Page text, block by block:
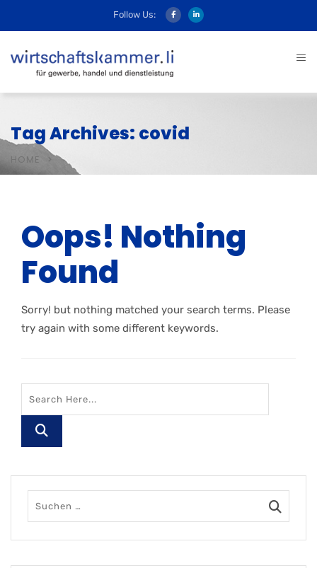
Follow Us:
Tag Archives: covid
HOME
Oops! Nothing
Found
Sorry! but nothing matched your search terms. Please
try again with some different keywords.